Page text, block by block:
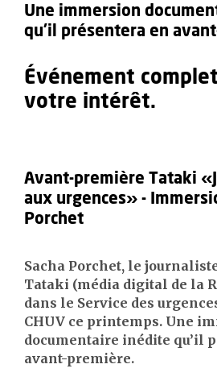
Une immersion
qu’il présentera en
Événement
votre intérêt.
Avant-première Tataki
aux urgences» -
Porchet
Sacha Porchet, le
Tataki (média digital de la
dans le Service des
CHUV ce printemps. Une
documentaire inédite qu’il
avant-première.